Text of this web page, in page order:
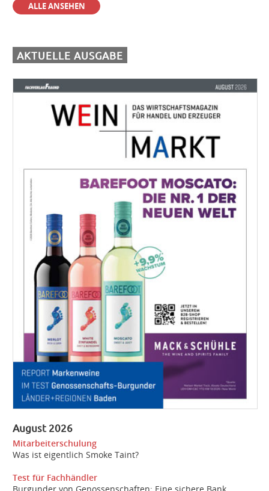
Einkäufer/Einkäuferin Wein (m/w/d) für den operativen Einkauf
ALLE ANSEHEN
AKTUELLE AUSGABE
August 2026
Mitarbeiterschulung
Was ist eigentlich Smoke Taint?
Test für Fachhändler
Burgunder von Genossenschaften: Eine sichere Bank